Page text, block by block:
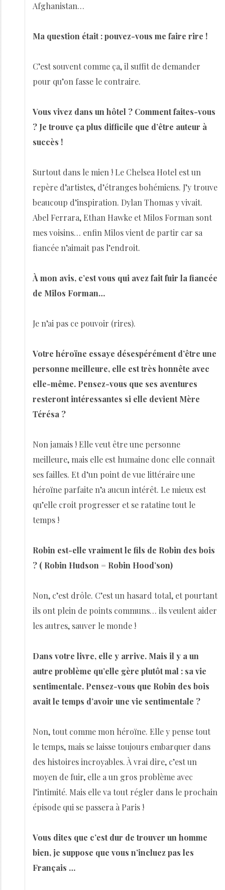
Afghanistan…
Ma question était : pouvez-vous me faire rire !
C’est souvent comme ça, il suffit de demander
pour qu’on fasse le contraire.
Vous vivez dans un hôtel ? Comment faites-vous
? Je trouve ça plus difficile que d’être auteur à
succès !
Surtout dans le mien ! Le Chelsea Hotel est un
repère d’artistes, d’étranges bohémiens. J’y trouve
beaucoup d’inspiration. Dylan Thomas y vivait.
Abel Ferrara, Ethan Hawke et Milos Forman sont
mes voisins… enfin Milos vient de partir car sa
fiancée n’aimait pas l’endroit.
À mon avis, c’est vous qui avez fait fuir la fiancée
de Milos Forman…
Je n’ai pas ce pouvoir (rires).
Votre héroïne essaye désespérément d’être une
personne meilleure, elle est très honnête avec
elle-même. Pensez-vous que ses aventures
resteront intéressantes si elle devient Mère
Térésa ?
Non jamais ! Elle veut être une personne
meilleure, mais elle est humaine donc elle connaît
ses failles. Et d’un point de vue littéraire une
héroïne parfaite n’a aucun intérêt. Le mieux est
qu’elle croit progresser et se ratatine tout le
temps !
Robin est-elle vraiment le fils de Robin des bois
? ( Robin Hudson = Robin Hood’son)
Non, c’est drôle. C’est un hasard total, et pourtant
ils ont plein de points communs… ils veulent aider
les autres, sauver le monde !
Dans votre livre, elle y arrive. Mais il y a un
autre problème qu’elle gère plutôt mal : sa vie
sentimentale. Pensez-vous que Robin des bois
avait le temps d’avoir une vie sentimentale ?
Non, tout comme mon héroïne. Elle y pense tout
le temps, mais se laisse toujours embarquer dans
des histoires incroyables. À vrai dire, c’est un
moyen de fuir, elle a un gros problème avec
l’intimité. Mais elle va tout régler dans le prochain
épisode qui se passera à Paris !
Vous dites que c’est dur de trouver un homme
bien, je suppose que vous n’incluez pas les
Français …